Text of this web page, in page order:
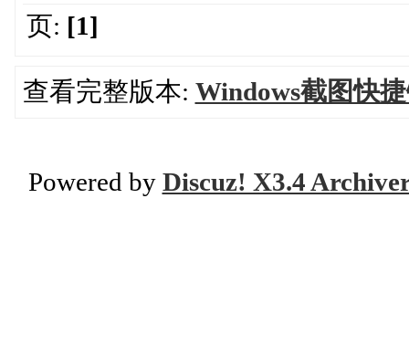
页: [1]
查看完整版本: Windows截图快
Powered by Discuz! X3.4